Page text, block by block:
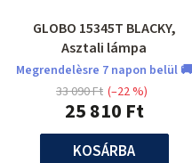
GLOBO 15345T BLACKY,
Asztali lámpa
Megrendelèsre 7 napon belül 🚚
25 810 Ft
33 090 Ft (–22 %)
KOSÁRBA